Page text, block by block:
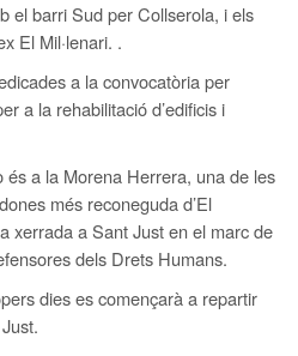
el barri Sud per Collserola, i els
El Mil·lenari. .
a la convocatòria per
a la rehabilitació d’edificis i
és a la Morena Herrera, una de les
més reconeguda d’El
xerrada a Sant Just en el marc de
dels Drets Humans.
dies es començarà a repartir